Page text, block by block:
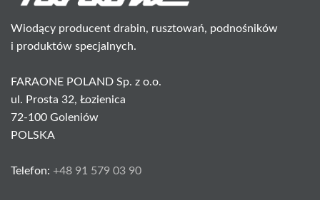
Wiodący producent drabin, rusztowań, podnośników
i produktów specjalnych.
FARAONE POLAND Sp. z o.o.
ul. Prosta 32, Łozienica
72-100 Goleniów
POLSKA
Telefon: +48 91 579 03 90